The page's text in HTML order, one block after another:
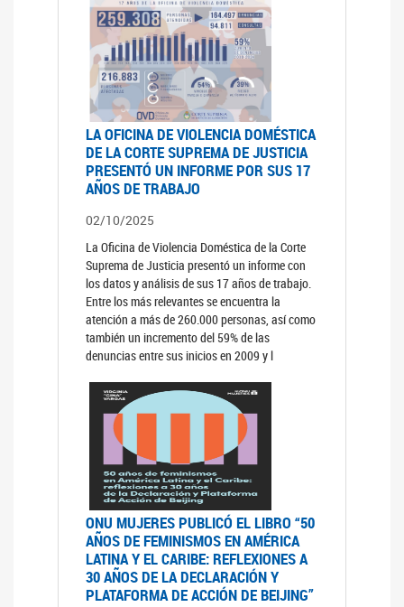
LA OFICINA DE VIOLENCIA DOMÉSTICA
DE LA CORTE SUPREMA DE JUSTICIA
PRESENTÓ UN INFORME POR SUS 17
AÑOS DE TRABAJO
02/10/2025
La Oficina de Violencia Doméstica de la Corte
Suprema de Justicia presentó un informe con
los datos y análisis de sus 17 años de trabajo.
Entre los más relevantes se encuentra la
atención a más de 260.000 personas, así como
también un incremento del 59% de las
denuncias entre sus inicios en 2009 y l
ONU MUJERES PUBLICÓ EL LIBRO “50
AÑOS DE FEMINISMOS EN AMÉRICA
LATINA Y EL CARIBE: REFLEXIONES A
30 AÑOS DE LA DECLARACIÓN Y
PLATAFORMA DE ACCIÓN DE BEIJING”